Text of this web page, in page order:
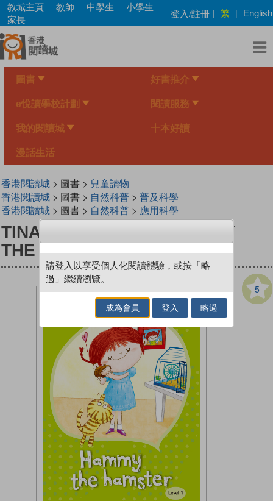
Skip
main
content
教城主頁 教師 中學生
小學生
家長
登入/註冊 | 繁 | English
圖書 好書推介
e悅讀學校計劃 閱讀服務
我的閱讀城 十本好讀
漫話生活
香港閱讀城> 圖書 > 兒童讀物
香港閱讀城> 圖書 > 自然科普> 普及科學
香港閱讀城> 圖書 > 自然科普> 應用科學
TINA & FRIENDS 1.1 HAMMY
THE HAMSTER
5
請登入以享受個人化閱讀體驗，或按「略
過」繼續瀏覽。
成為會員 登入 略過